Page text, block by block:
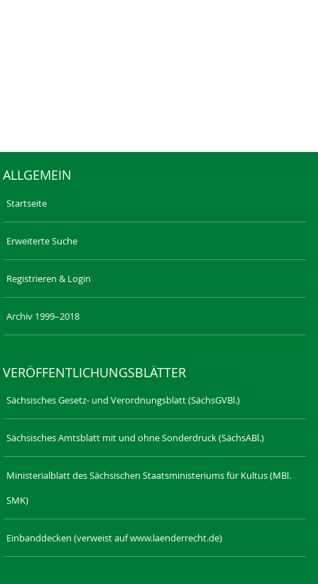
ALLGEMEIN
Startseite
Erweiterte Suche
Registrieren & Login
Archiv 1999–2018
VERÖFFENTLICHUNGSBLÄTTER
Sächsisches Gesetz- und Verordnungsblatt (SächsGVBl.)
Sächsisches Amtsblatt mit und ohne Sonderdruck (SächsABl.)
Ministerialblatt des Sächsischen Staatsministeriums für Kultus (MBl.
SMK)
Einbanddecken (verweist auf www.laenderrecht.de)